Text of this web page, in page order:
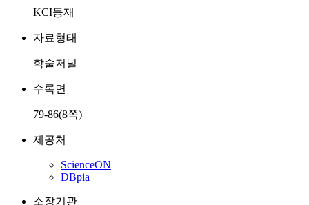
KCI등재
자료형태
학술저널
수록면
79-86(8쪽)
제공처
ScienceON
DBpia
소장기관